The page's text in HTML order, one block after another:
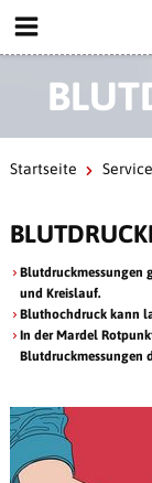
Startseite
Blutdruckmessungen
und Kreislauf.
Bluthochdruck kann
In der Mardel
Blutdruckmessungen